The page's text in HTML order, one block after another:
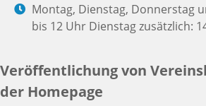
Montag, Dienstag, Donnerstag
bis 12 Uhr Dienstag zusätzlich:
Veröffentlichung von
der Homepage